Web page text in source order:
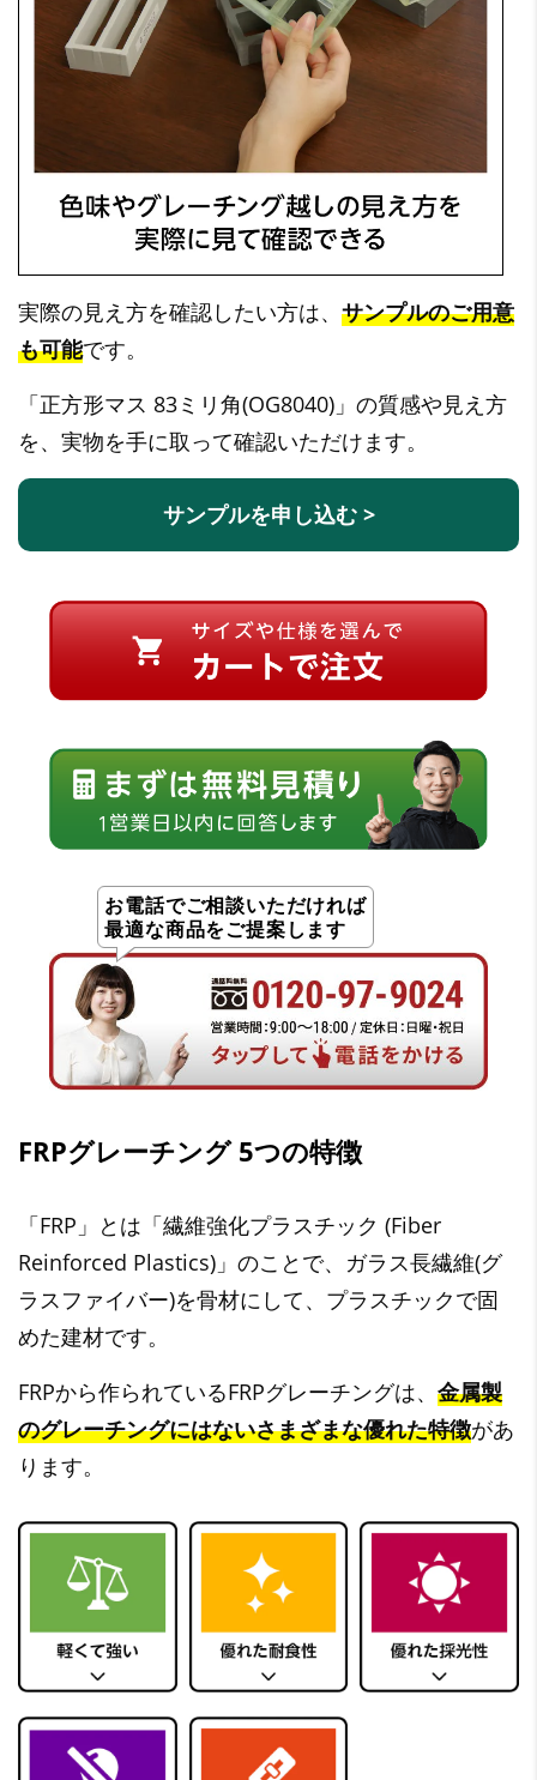
実際の見え方を確認したい方は、 サンプルのご用意
も可能です。
「正方形マス 83ミリ角(OG8040)」の質感や見え方
を、実物を手に取って確認いただけます。
サンプルを申し込む >
お電話でご相談いただければ
最適な商品をご提案します
FRPグレーチング 5つの特徴
「FRP」とは「繊維強化プラスチック (Fiber
Reinforced Plastics)」のことで、ガラス長繊維(グ
ラスファイバー)を骨材にして、プラスチックで固
めた建材です。
FRPから作られているFRPグレーチングは、 金属製
のグレーチングにはないさまざまな優れた特徴があ
ります。